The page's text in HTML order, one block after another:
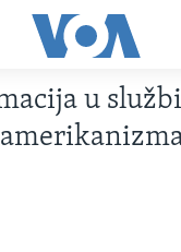
u